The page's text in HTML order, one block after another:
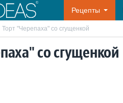
Рецепты
Торт "Черепаха" со сгущенкой
со сгущенкой